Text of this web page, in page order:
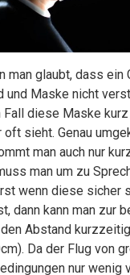
man glaubt, dass ein
und Maske nicht
Fall diese Maske kurz
sieht. Genau
man auch nur
man um zu
wenn diese sicher
dann kann man zur
Abstand
Da der Flug von
nur wenig